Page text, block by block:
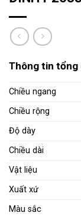
Thông tin tổng
Chiều ngang
Chiều rộng
Độ dày
Chiều dài
Vật liệu
Xuất xứ
Màu sắc